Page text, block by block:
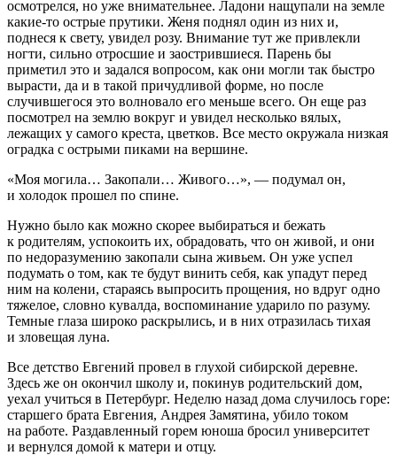
осмотрелся, но уже внимательнее. Ладони нащупали на земле
какие-то острые прутики. Женя поднял один из них и,
поднеся к свету, увидел розу. Внимание тут же привлекли
ногти, сильно отросшие и заострившиеся. Парень бы
приметил это и задался вопросом, как они могли так быстро
вырасти, да и в такой причудливой форме, но после
случившегося это волновало его меньше всего. Он еще раз
посмотрел на землю вокруг и увидел несколько вялых,
лежащих у самого креста, цветков. Все место окружала низкая
оградка с острыми пиками на вершине.
«Моя могила… Закопали… Живого…», — подумал он,
и холодок прошел по спине.
Нужно было как можно скорее выбираться и бежать
к родителям, успокоить их, обрадовать, что он живой, и они
по недоразумению закопали сына живьем. Он уже успел
подумать о том, как те будут винить себя, как упадут перед
ним на колени, стараясь выпросить прощения, но вдруг одно
тяжелое, словно кувалда, воспоминание ударило по разуму.
Темные глаза широко раскрылись, и в них отразилась тихая
и зловещая луна.
Все детство Евгений провел в глухой сибирской деревне.
Здесь же он окончил школу и, покинув родительский дом,
уехал учиться в Петербург. Неделю назад дома случилось горе:
старшего брата Евгения, Андрея Замятина, убило током
на работе. Раздавленный горем юноша бросил университет
и вернулся домой к матери и отцу.